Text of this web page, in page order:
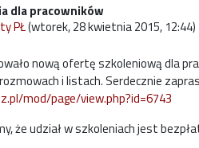
dla pracowników
PŁ(wtorek, 28 kwietnia 2015, 12:44)
nową ofertę szkoleniową dla
i listach. Serdecznie
mod/page/view.php?id=6743
że udział w szkoleniach jest